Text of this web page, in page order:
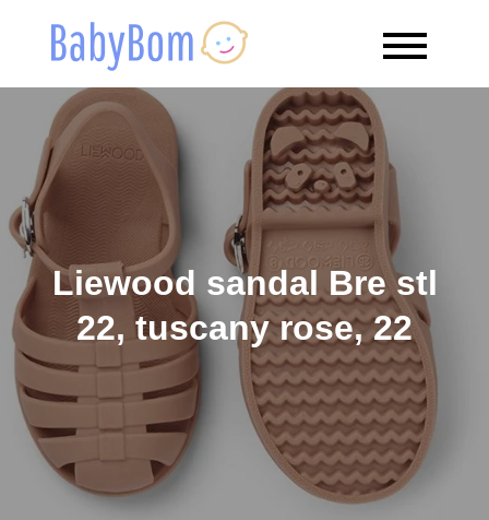
Babybom
Allt kring barn
Liewood sandal Bre stl
22, tuscany rose, 22